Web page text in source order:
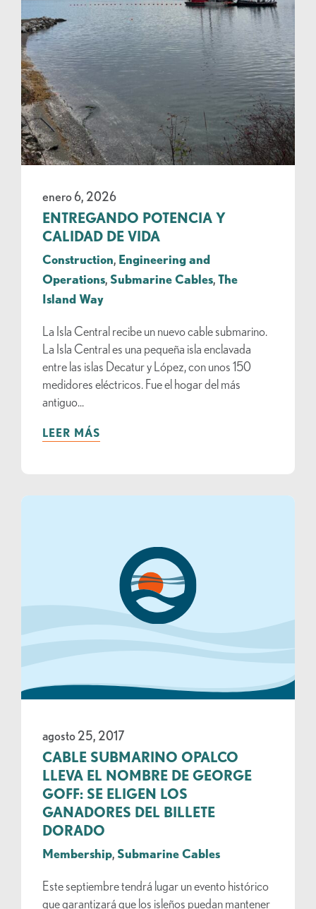
enero 6, 2026
ENTREGANDO POTENCIA Y
CALIDAD DE VIDA
Construction, Engineering and
Operations, Submarine Cables, The
Island Way
La Isla Central recibe un nuevo cable submarino.
La Isla Central es una pequeña isla enclavada
entre las islas Decatur y López, con unos 150
medidores eléctricos. Fue el hogar del más
antiguo...
LEER MÁS
agosto 25, 2017
CABLE SUBMARINO OPALCO
LLEVA EL NOMBRE DE GEORGE
GOFF: SE ELIGEN LOS
GANADORES DEL BILLETE
DORADO
Membership Submarine Cables
Este septiembre tendrá lugar un evento histórico
que garantizará que los isleños puedan mantener